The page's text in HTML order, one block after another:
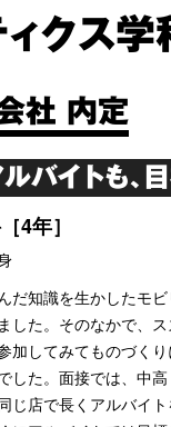
クス学
社 内定
バイトも、
4年］
だ知識を生かしたモ
した。そのなかで、
加してみてものづく
した。面接では、中
じ店で長くアルバイ